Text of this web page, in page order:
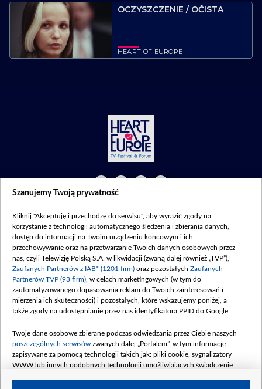
OCZYSZCZENIE / OČISTA
HEART OF EUROPE
©2026 Telewizja Polska S. A. w likwidacji
Regulamin|Polityka prywatności|Moje zgody
Szanujemy Twoją prywatność
Kliknij "Akceptuję i przechodzę do serwisu", aby wyrazić zgody na
korzystanie z technologii automatycznego śledzenia i zbierania danych,
dostęp do informacji na Twoim urządzeniu końcowym i ich
przechowywanie oraz na przetwarzanie Twoich danych osobowych przez
nas, czyli Telewizję Polską S.A. w likwidacji (zwaną dalej również „TVP”),
Zaufanych Partnerów z IAB* (1201 firm) oraz pozostałych Zaufanych
Partnerów TVP (93 firm) , w celach marketingowych (w tym do
zautomatyzowanego dopasowania reklam do Twoich zainteresowań i
mierzenia ich skuteczności) i pozostałych, które wskazujemy poniżej, a
także zgody na udostępnianie przez nas identyfikatora PPID do Google.
Twoje dane osobowe zbierane podczas odwiedzania przez Ciebie naszych
poszczególnych serwisów zwanych dalej „Portalem”, w tym informacje
zapisywane za pomocą technologii takich jak: pliki cookie, sygnalizatory
WWW lub innych podobnych technologii umożliwiających świadczenie